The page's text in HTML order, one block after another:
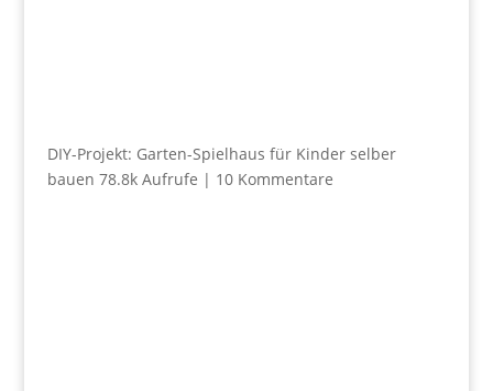
DIY-Projekt: Garten-Spielhaus für Kinder selber
bauen 78.8k Aufrufe | 10 Kommentare